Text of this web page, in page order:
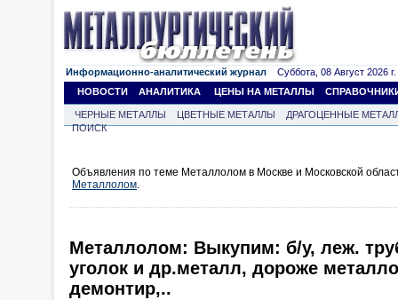
Информационно-аналитический журнал Суббота, 08 Август 2026 г.
НОВОСТИ
АНАЛИТИКА ЦЕНЫ НА МЕТАЛЛЫ
ЧЕРНЫЕ МЕТАЛЛЫ ЦВЕТНЫЕ МЕТАЛЛЫ
ДРАГОЦЕННЫЕ
ПОИСК
Объявления по теме Металлолом в Москве и Московской
Металлолом.
Металлолом: Выкупим: б/у, леж.
уголок и др.металл, дороже
демонтир,..